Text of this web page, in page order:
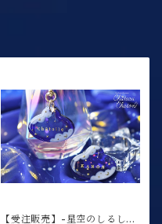
【受注販売】-星空のしるし-